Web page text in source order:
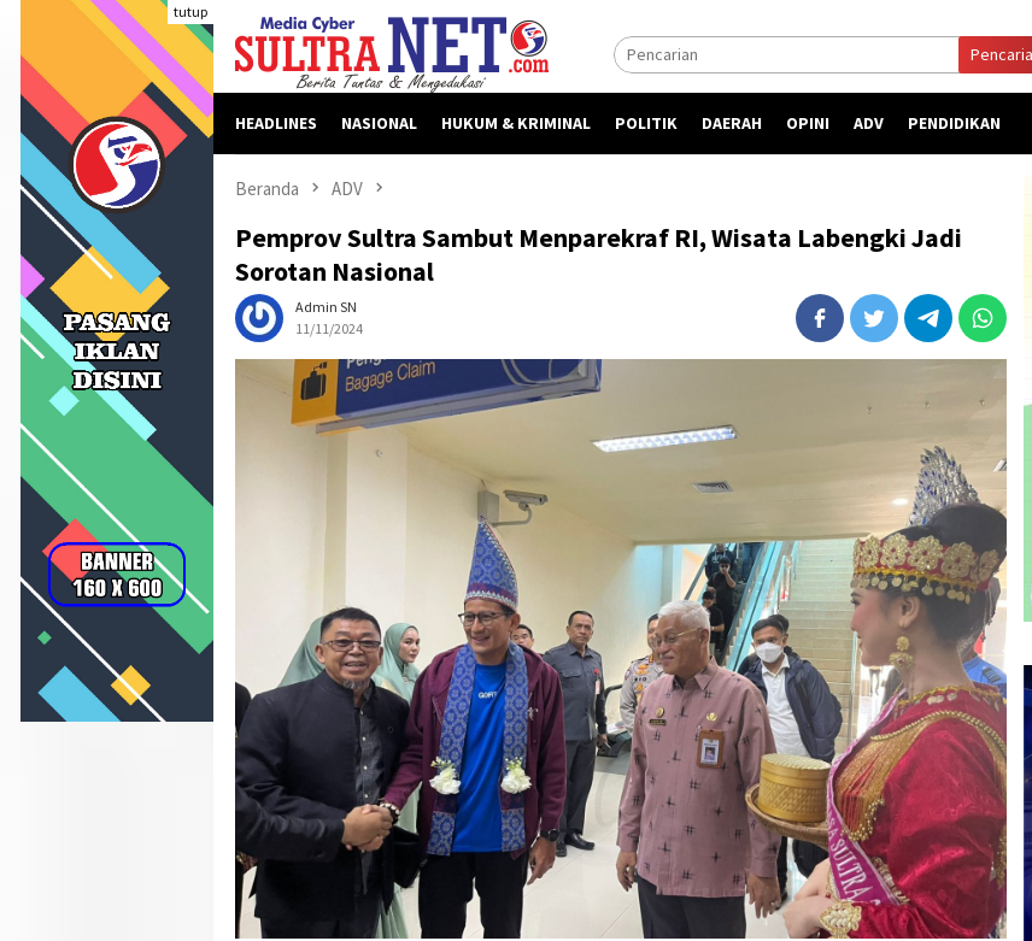
konten
tutup
HEADLINES NASIONAL HUKUM & KRIMINAL POLITIK DAERAH OPINI ADV PENDIDIKAN
Beranda ADV
Pemprov Sultra Sambut Menparekraf RI, Wisata Labengki Jadi
Sorotan Nasional
Admin SN
11/11/2024